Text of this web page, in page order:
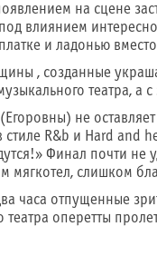
на сцене
влиянием
и ладонью
, созданные
театра,
не
R&b и Hard and
Финал почти не
мягкотел, слишком
часа отпущенные
театра оперетты